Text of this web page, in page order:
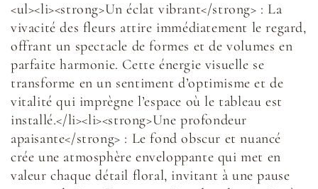
<ul><li><strong>Un éclat vibrant</strong> : La
vivacité des fleurs attire immédiatement le regard,
offrant un spectacle de formes et de volumes en
parfaite harmonie. Cette énergie visuelle se
transforme en un sentiment d’optimisme et de
vitalité qui imprègne l’espace où le tableau est
installé.</li><li><strong>Une profondeur
apaisante</strong> : Le fond obscur et nuancé
crée une atmosphère enveloppante qui met en
valeur chaque détail floral, invitant à une pause